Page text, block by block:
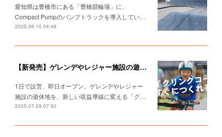
愛知県は豊橋市にある「豊橋競輪場」に、
Compact Pumpのパンプトラックを導入してい…
2025.09.10 04:48
【新発売】 ゲレンデやレジャー施設の遊休地を、たった"1日"で家族向けサイクルパークへ転換できる 「グリーンサイクリングコース・キット」登場！
1日で設営、即日オープン。 ゲレンデやレジャー
施設の遊休地を、 新しい収益導線に変える 「グ…
2025.07.29 07:50